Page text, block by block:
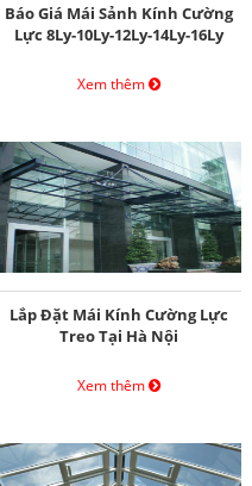
Báo Giá Mái Sảnh Kính Cường
Lực 8Ly-10Ly-12Ly-14Ly-16Ly
Xem thêm
Lắp Đặt Mái Kính Cường Lực
Treo Tại Hà Nội
Xem thêm